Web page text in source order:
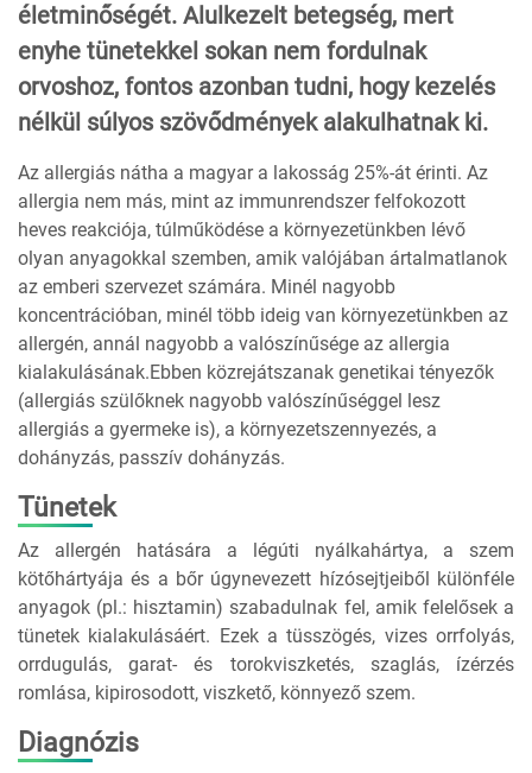
életminőségét. Alulkezelt betegség, mert
enyhe tünetekkel sokan nem fordulnak
orvoshoz, fontos azonban tudni, hogy kezelés
nélkül súlyos szövődmények alakulhatnak ki.
Az allergiás nátha a magyar a lakosság 25%-át érinti. Az
allergia nem más, mint az immunrendszer felfokozott
heves reakciója, túlműködése a környezetünkben lévő
olyan anyagokkal szemben, amik valójában ártalmatlanok
az emberi szervezet számára. Minél nagyobb
koncentrációban, minél több ideig van környezetünkben az
allergén, annál nagyobb a valószínűsége az allergia
kialakulásának.Ebben közrejátszanak genetikai tényezők
(allergiás szülőknek nagyobb valószínűséggel lesz
allergiás a gyermeke is), a környezetszennyezés, a
dohányzás, passzív dohányzás.
Tünetek
Az allergén hatására a légúti nyálkahártya, a szem
kötőhártyája és a bőr úgynevezett hízósejtjeiből különféle
anyagok (pl.: hisztamin) szabadulnak fel, amik felelősek a
tünetek kialakulásáért. Ezek a tüsszögés, vizes orrfolyás,
orrdugulás, garat- és torokviszketés, szaglás, ízérzés
romlása, kipirosodott, viszkető, könnyező szem.
Diagnózis